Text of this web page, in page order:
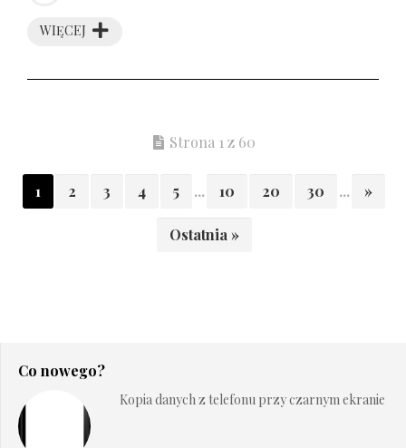
WIĘCEJ
Strona 1 z 60
1 2 3 4 5 ... 10 20 30 ... »
Ostatnia »
Co nowego?
Kopia danych z telefonu przy czarnym ekranie